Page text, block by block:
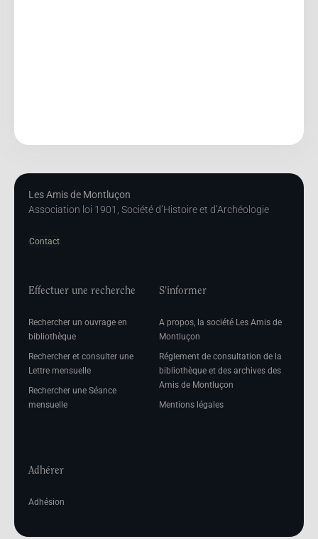
Les Amis de Montluçon
Association loi 1901, Société d’Histoire et d’Archéologie
Contact
Effectuer une recherche
Rechercher un ouvrage en
bibliothèque
Rechercher et consulter une
Lettre mensuelle
Rechercher une Séance
mensuelle
S'informer
A propos, la société Les Amis de
Montluçon
Réglement de consultation de la
bibliothèque et des archives des
Amis de Montluçon
Mentions légales
Adhérer
Adhésion